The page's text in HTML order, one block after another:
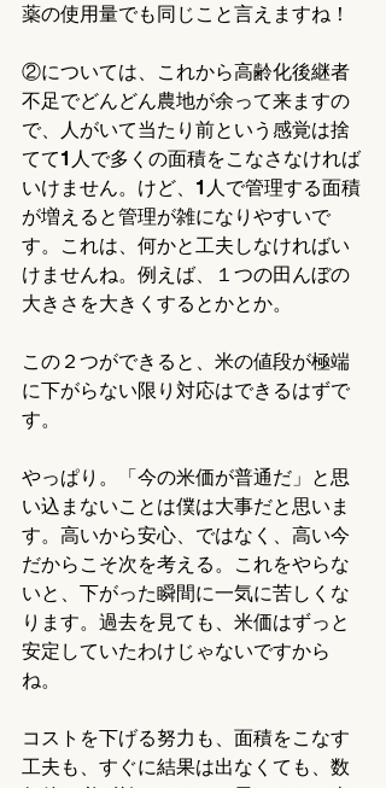
薬の使用量でも同じこと言えますね！
②については、これから高齢化後継者
不足でどんどん農地が余って来ますの
で、人がいて当たり前という感覚は捨
てて1人で多くの面積をこなさなければ
いけません。けど、1人で管理する面積
が増えると管理が雑になりやすいで
す。これは、何かと工夫しなければい
けませんね。例えば、１つの田んぼの
大きさを大きくするとかとか。
この２つができると、米の値段が極端
に下がらない限り対応はできるはずで
す。
やっぱり。「今の米価が普通だ」と思
い込まないことは僕は大事だと思いま
す。高いから安心、ではなく、高い今
だからこそ次を考える。これをやらな
いと、下がった瞬間に一気に苦しくな
ります。過去を見ても、米価はずっと
安定していたわけじゃないですから
ね。
コストを下げる努力も、面積をこなす
工夫も、すぐに結果は出なくても、数